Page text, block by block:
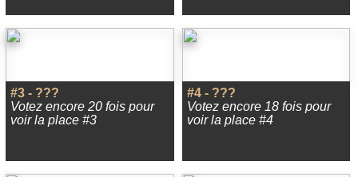
#3 - ???
Votez encore 20 fois pour
voir la place #3
#4 - ???
Votez encore 18 fois pour
voir la place #4